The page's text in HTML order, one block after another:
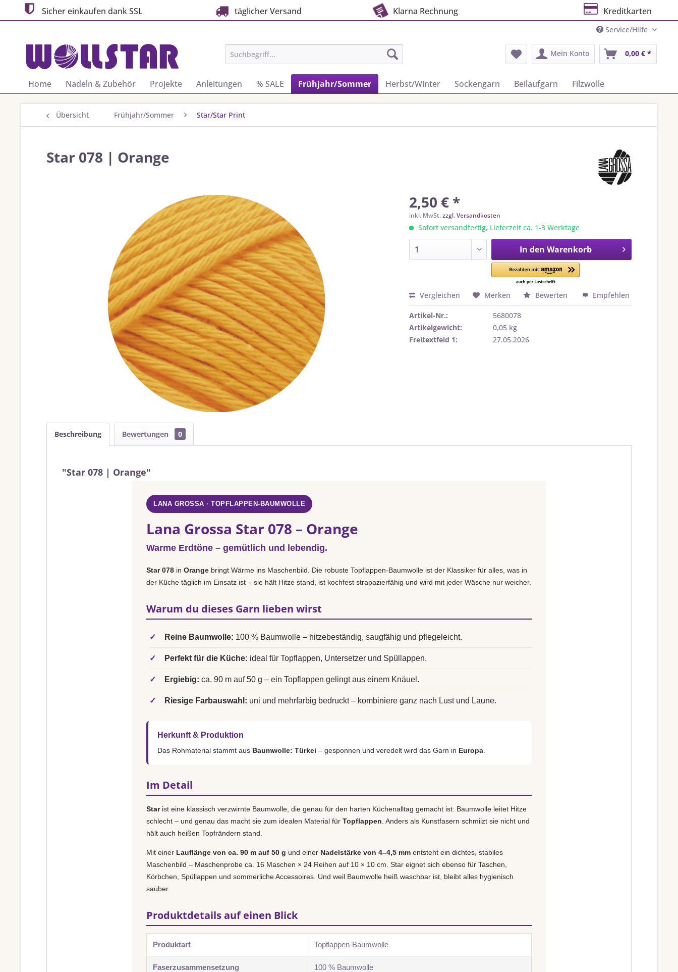
Sicher einkaufen dank SSL täglicher Versand Klarna Rechnung Kreditkarten
Service/Hilfe
Mein Konto 0,00 € *
Home Nadeln & Zubehör Projekte Anleitungen % SALE Frühjahr/Sommer Herbst/Winter Sockengarn Beilaufgarn Filzwolle
Übersicht Frühjahr/Sommer Star/Star Print
Star 078 | Orange
2,50 € *
inkl. MwSt.zzgl. Versandkosten
Sofort versandfertig, Lieferzeit ca. 1-3 Werktage
In den Warenkorb
Vergleichen Merken Bewerten Empfehlen
Artikel-Nr.:
5680078
Artikelgewicht:
0,05 kg
Freitextfeld 1:
27.05.2026
Beschreibung Bewertungen 0
"Star 078 | Orange"
LANA GROSSA · TOPFLAPPEN-BAUMWOLLE
Lana Grossa Star 078 – Orange
Warme Erdtöne – gemütlich und lebendig.
Star 078 in Orange bringt Wärme ins Maschenbild. Die robuste Topflappen-Baumwolle ist der Klassiker für alles, was in
der Küche täglich im Einsatz ist – sie hält Hitze stand, ist kochfest strapazierfähig und wird mit jeder Wäsche nur weicher.
Warum du dieses Garn lieben wirst
✓ Reine Baumwolle: 100 % Baumwolle – hitzebeständig, saugfähig und pflegeleicht.
✓ Perfekt für die Küche: ideal für Topflappen, Untersetzer und Spüllappen.
✓ Ergiebig: ca. 90 m auf 50 g – ein Topflappen gelingt aus einem Knäuel.
✓ Riesige Farbauswahl: uni und mehrfarbig bedruckt – kombiniere ganz nach Lust und Laune.
Herkunft & Produktion
Das Rohmaterial stammt aus Baumwolle: Türkei – gesponnen und veredelt wird das Garn in Europa
Im Detail
Starist eine klassisch verzwirnte Baumwolle, die genau für den harten Küchenalltag gemacht ist: Baumwolle leitet Hitze
schlecht – und genau das macht sie zum idealen Material für Topflappen . Anders als Kunstfasern schmilzt sie nicht und
hält auch heißen Topfrändern stand.
Mit einer Lauflänge von ca. 90 m auf 50 g und einer Nadelstärke von 4–4,5 mm entsteht ein dichtes, stabiles
Maschenbild – Maschenprobe ca. 16 Maschen × 24 Reihen auf 10 × 10 cm. Star eignet sich ebenso für Taschen,
Körbchen, Spüllappen und sommerliche Accessoires. Und weil Baumwolle heiß waschbar ist, bleibt alles hygienisch
sauber.
Produktdetails auf einen Blick
Produktart Topflappen-Baumwolle
Faserzusammensetzung 100 % Baumwolle